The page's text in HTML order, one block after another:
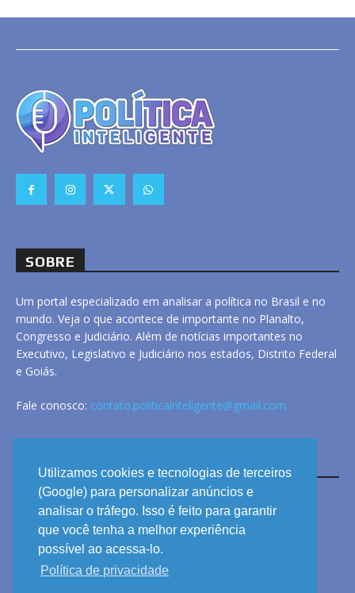
Utilizamos cookies e tecnologias de terceiros
(Google) para personalizar anúncios e
analisar o tráfego. Isso é feito para garantir
que você tenha a melhor experiência
possível ao acessa-lo.
Política de privacidade
SOBRE
Um portal especializado em analisar a política no Brasil e no
mundo. Veja o que acontece de importante no Planalto,
Congresso e Judiciário. Além de notícias importantes no
Executivo, Legislativo e Judiciário nos estados, Distrito Federal
e Goiás.
Fale conosco: contato.politicainteligente@gmail.com
LINKS
ANUNCIE
PRIVACIDADE
CONTATO